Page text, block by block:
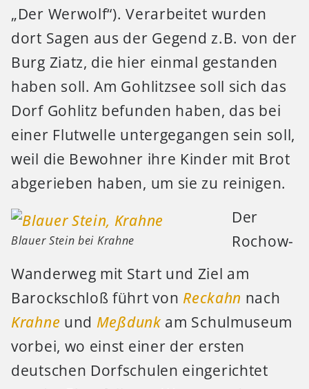
„Der Werwolf“). Verarbeitet wurden
dort Sagen aus der Gegend z.B. von der
Burg Ziatz, die hier einmal gestanden
haben soll. Am Gohlitzsee soll sich das
Dorf Gohlitz befunden haben, das bei
einer Flutwelle untergegangen sein soll,
weil die Bewohner ihre Kinder mit Brot
abgerieben haben, um sie zu reinigen.
Blauer Stein bei Krahne
Der
Rochow-
Wanderweg mit Start und Ziel am
Barockschloß führt von Reckahn nach
Krahne und Meßdunk am Schulmuseum
vorbei, wo einst einer der ersten
deutschen Dorfschulen eingerichtet